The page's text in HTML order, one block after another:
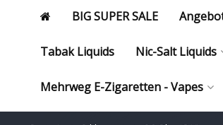
BIG SUPER SALE
Tabak Liquids Nic-Salt Liquids
Mehrweg E-Zigaretten - Vapes